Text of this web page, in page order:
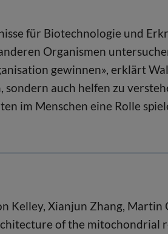
für Biotechnologie und
Organismen
gewinnen», erklärt
sondern auch helfen zu
im Menschen eine Rolle
Kelley, Xianjun Zhang, Martin
of the mitochondrial